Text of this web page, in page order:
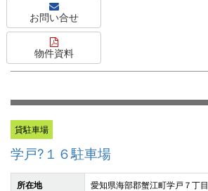
お問い合せ
物件資料
貸駐車場
学戸?１６駐車場
所在地 愛知県海部郡蟹江町学戸７丁目